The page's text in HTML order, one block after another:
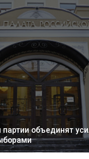
объединят